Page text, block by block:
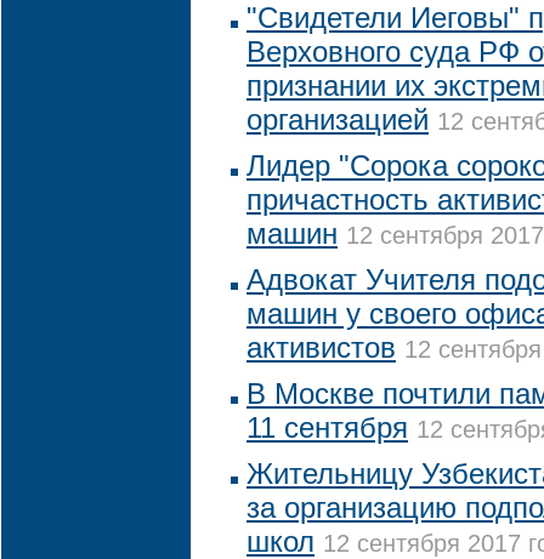
"Свидетели Иеговы"
Верховного суда РФ
признании их
организацией 12
Лидер "Сорока
причастность
машин 12 сентября
Адвокат Учителя
машин у своего
активистов 12
В Москве почтили
11 сентября 12
Жительницу
за организацию
школ 12 сентября 2017